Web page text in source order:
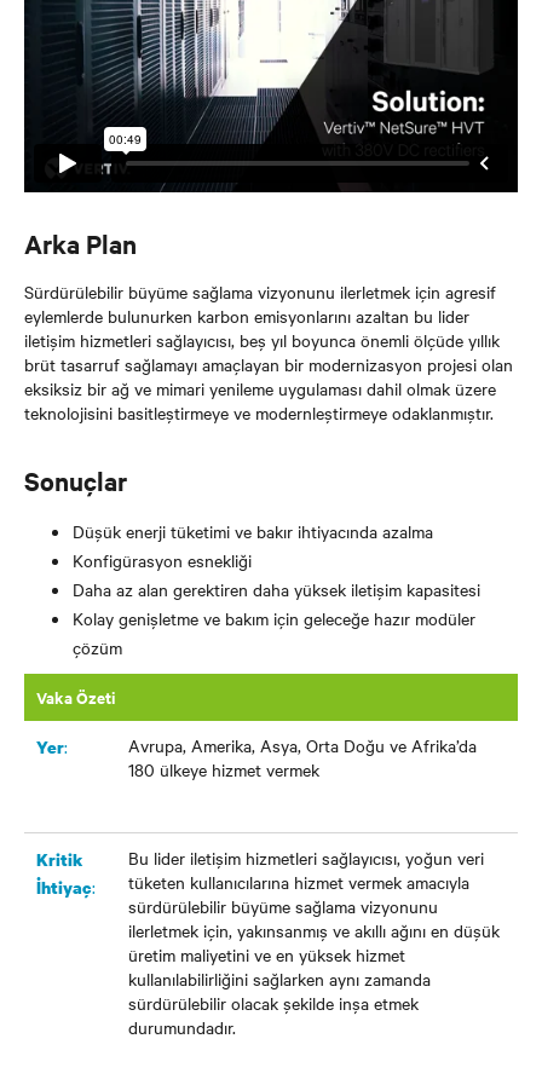
Arka Plan
Sürdürülebilir büyüme sağlama vizyonunu ilerletmek için agresif
eylemlerde bulunurken karbon emisyonlarını azaltan bu lider
iletişim hizmetleri sağlayıcısı, beş yıl boyunca önemli ölçüde yıllık
brüt tasarruf sağlamayı amaçlayan bir modernizasyon projesi olan
eksiksiz bir ağ ve mimari yenileme uygulaması dahil olmak üzere
teknolojisini basitleştirmeye ve modernleştirmeye odaklanmıştır.
Sonuçlar
Düşük enerji tüketimi ve bakır ihtiyacında azalma
Konfigürasyon esnekliği
Daha az alan gerektiren daha yüksek iletişim kapasitesi
Kolay genişletme ve bakım için geleceğe hazır modüler
çözüm
Vaka Özeti
Yer:
Avrupa, Amerika, Asya, Orta Doğu ve Afrika’da
180 ülkeye hizmet vermek
Kritik
İhtiyaç:
Bu lider iletişim hizmetleri sağlayıcısı, yoğun veri
tüketen kullanıcılarına hizmet vermek amacıyla
sürdürülebilir büyüme sağlama vizyonunu
ilerletmek için, yakınsanmış ve akıllı ağını en düşük
üretim maliyetini ve en yüksek hizmet
kullanılabilirliğini sağlarken aynı zamanda
sürdürülebilir olacak şekilde inşa etmek
durumundadır.